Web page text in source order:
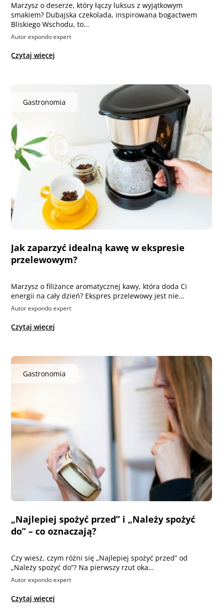
Marzysz o deserze, który łączy luksus z wyjątkowym
smakiem? Dubajska czekolada, inspirowana bogactwem
Bliskiego Wschodu, to…
Autor expondo expert
Czytaj więcej
Gastronomia
Jak zaparzyć idealną kawę w ekspresie
przelewowym?
Marzysz o filiżance aromatycznej kawy, która doda Ci
energii na cały dzień? Ekspres przelewowy jest nie…
Autor expondo expert
Czytaj więcej
Gastronomia
„Najlepiej spożyć przed” i „Należy spożyć
do” – co oznaczają?
Czy wiesz, czym różni się „Najlepiej spożyć przed” od
„Należy spożyć do”? Na pierwszy rzut oka…
Autor expondo expert
Czytaj więcej